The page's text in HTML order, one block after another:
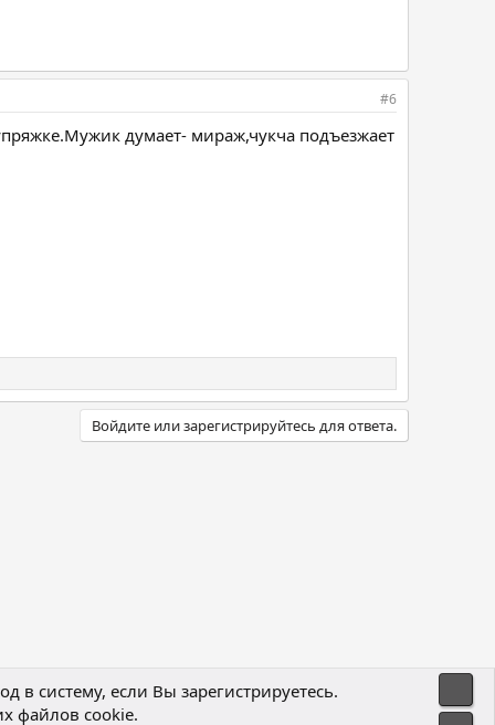
#6
думает- мираж,чукча подъезжает
Войдите или зарегистрируйтесь для ответа.
конфиденциальности
в систему, если Вы зарегистрируетесь.
файлов cookie.